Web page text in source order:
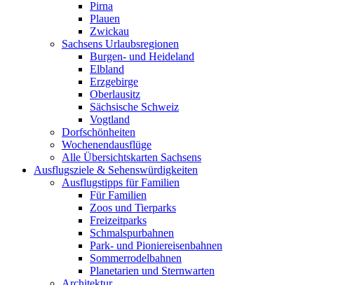
Pirna
Plauen
Zwickau
Sachsens Urlaubsregionen
Burgen- und Heideland
Elbland
Erzgebirge
Oberlausitz
Sächsische Schweiz
Vogtland
Dorfschönheiten
Wochenendausflüge
Alle Übersichtskarten Sachsens
Ausflugsziele & Sehenswürdigkeiten
Ausflugstipps für Familien
Für Familien
Zoos und Tierparks
Freizeitparks
Schmalspurbahnen
Park- und Pioniereisenbahnen
Sommerrodelbahnen
Planetarien und Sternwarten